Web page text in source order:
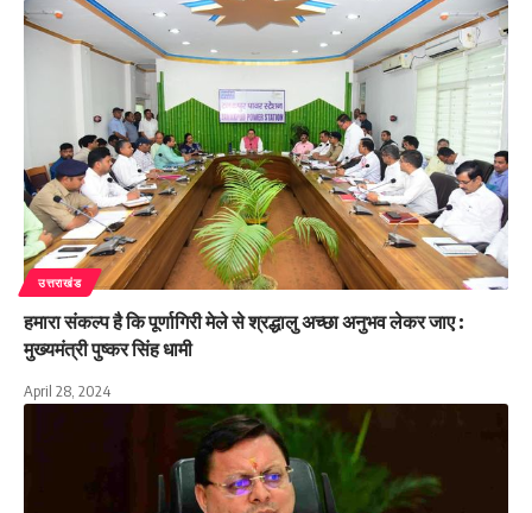
उत्तराखंड
हमारा संकल्प है कि पूर्णागिरी मेले से श्रद्धालु अच्छा अनुभव लेकर जाए :
मुख्यमंत्री पुष्कर सिंह धामी
April 28, 2024